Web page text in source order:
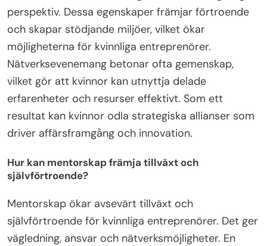
marknader där anpassningsförmåga och
interpersonella färdigheter är avgörande för
framgång.
Vilka nätverksfördelar har kvinnor?
Kvinnor har unika nätverksfördelar som starka
relationer, samarbetsbenägenhet och mångsidiga
perspektiv. Dessa egenskaper främjar förtroende
möjligheterna för kvinnliga entreprenörer.
Nätverksevenemang betonar ofta gemenskap,
vilket gör att kvinnor kan utnyttja delade
erfarenheter och resurser effektivt. Som ett
resultat kan kvinnor odla strategiska allianser som